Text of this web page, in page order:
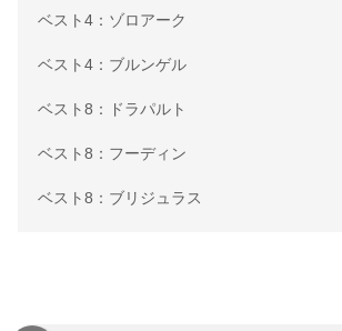
ベスト4：ゾロアーク
ベスト4：ブルンゲル
ベスト8：ドラパルト
ベスト8：フーディン
ベスト8：ブリジュラス